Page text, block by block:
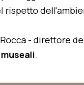
rispetto
- direttore
.